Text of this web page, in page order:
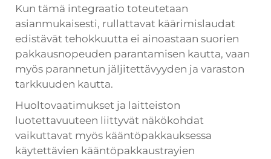
Kun tämä integraatio toteutetaan
asianmukaisesti, rullattavat käärimislaudat
edistävät tehokkuutta ei ainoastaan suorien
pakkausnopeuden parantamisen kautta, vaan
myös parannetun jäljitettävyyden ja varaston
tarkkuuden kautta.
Huoltovaatimukset ja laitteiston
luotettavuuteen liittyvät näkökohdat
vaikuttavat myös kääntöpakkauksessa
käytettävien kääntöpakkaustrayien